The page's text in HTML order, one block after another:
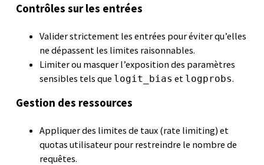
Contrôles sur les entrées
Valider strictement les entrées pour éviter qu’elles
ne dépassent les limites raisonnables.
Limiter ou masquer l’exposition des paramètres
sensibles tels que logit_bias et logprobs.
Gestion des ressources
Appliquer des limites de taux (rate limiting) et
quotas utilisateur pour restreindre le nombre de
requêtes.